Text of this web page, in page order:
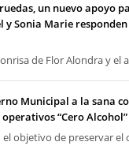
un nuevo apoyo
y Sonia Marie
de Flor Alondra y el
Municipal a la sana
“Cero
el objetivo de preservar el